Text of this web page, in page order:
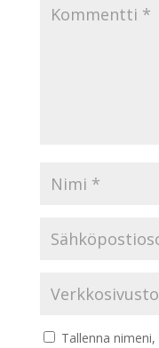
Tallenna